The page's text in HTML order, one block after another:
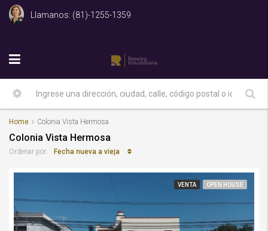
Llamanos: (81)-1255-1359
Home Colonia Vista Hermosa
Colonia Vista Hermosa
Ordenar por: Fecha nueva a vieja
VENTA OPEN HOUSE